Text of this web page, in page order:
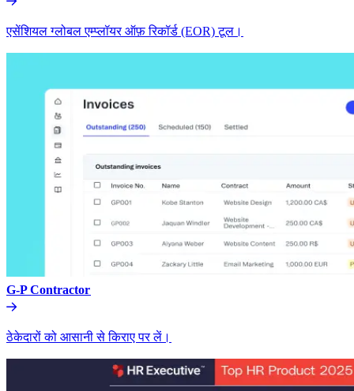
एसेंशियल ग्लोबल एम्प्लॉयर ऑफ़ रिकॉर्ड (EOR) टूल।​​
G-P Contractor​​
ठेकेदारों को आसानी से किराए पर लें।​​